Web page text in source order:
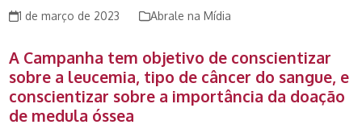
1 de março de 2023 Abrale na Mídia
A Campanha tem objetivo de conscientizar
sobre a leucemia, tipo de câncer do sangue, e
conscientizar sobre a importância da doação
de medula óssea